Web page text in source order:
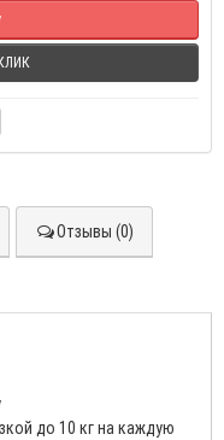
Отзывы (0)
до 10 кг на каждую